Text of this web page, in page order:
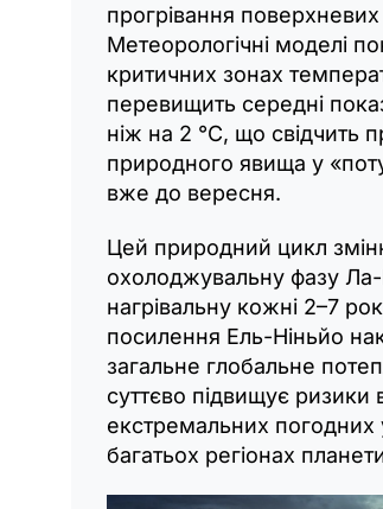
прогрівання
Метеорологічні моделі
критичних зонах
перевищить середні
ніж на 2 °C, що свідчить
природного явища у
вже до вересня.
Цей природний цикл
охолоджувальну фазу Ла-
нагрівальну кожні 2–7
посилення Ель-Ніньйо
загальне глобальне
суттєво підвищує ризики
екстремальних погодних
багатьох регіонах